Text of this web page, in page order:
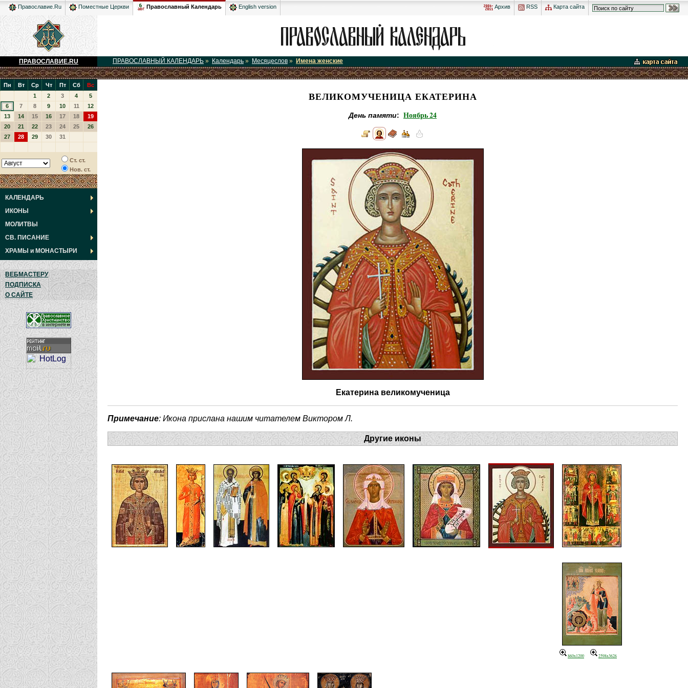
Архив RSS Карта сайта
Православие.Ru Поместные Церкви Православный Календарь English version
ПРАВОСЛАВИЕ.RU ПРАВОСЛАВНЫЙ КАЛЕНДАРЬ » Календарь » Месяцеслов » Имена женские
Пн Вт Ср Чт Пт Сб
Вс
1
2 3 4
5
6
7 8 9 10 11
12
13
14 15 16 17 18
19
20
21 22 23 24 25
26
27
28 29 30 31
Ст. ст.
Нов. ст.
КАЛЕНДАРЬ
ИКОНЫ
МОЛИТВЫ
СВ. ПИСАНИЕ
ХРАМЫ и МОНАСТЫРИ
ВЕБМАСТЕРУ
ПОДПИСКА
О САЙТЕ
ВЕЛИКОМУЧЕНИЦА ЕКАТЕРИНА
День памяти: Ноябрь 24
Екатерина великомученица
Примечание: Икона прислана нашим читателем Виктором Л.
Другие иконы
860x1200 2598x3626